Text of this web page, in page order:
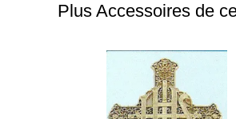
Plus Accessoires de